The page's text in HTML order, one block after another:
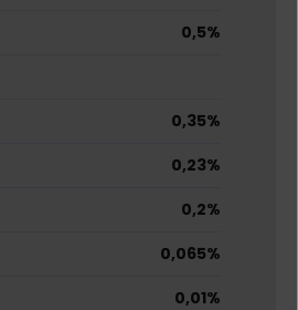
0,5%
0,35%
0,23%
0,2%
0,065%
0,01%